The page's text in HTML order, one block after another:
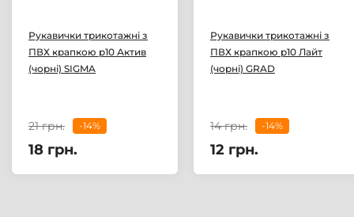
Рукавички трикотажні з
ПВХ крапкою р10 Актив
(чорні) SIGMA
21 грн. -14%
18 грн.
Рукавички трикотажні з
ПВХ крапкою р10 Лайт
(чорні) GRAD
14 грн. -14%
12 грн.